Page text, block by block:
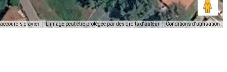
clavier L'image peut être protégée par des droits d'auteur Conditions d'utilisation